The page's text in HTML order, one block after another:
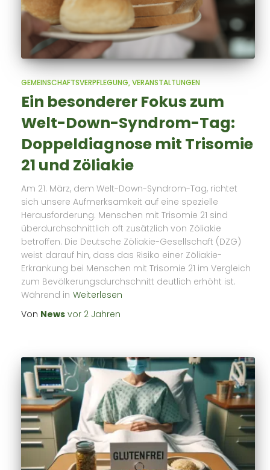
GEMEINSCHAFTSVERPFLEGUNG VERANSTALTUNGEN
Ein besonderer Fokus zum
Welt-Down-Syndrom-Tag:
Doppeldiagnose mit Trisomie
21 und Zöliakie
Am 21. März, dem Welt-Down-Syndrom-Tag, richtet
sich unsere Aufmerksamkeit auf eine spezielle
Herausforderung. Menschen mit Trisomie 21 sind
überdurchschnittlich oft zusätzlich von Zöliakie
betroffen. Die Deutsche Zöliakie-Gesellschaft (DZG)
weist darauf hin, dass das Risiko einer Zöliakie-
Erkrankung bei Menschen mit Trisomie 21 im Vergleich
zum Bevölkerungsdurchschnitt deutlich erhöht ist.
Während in Weiterlesen
Von News vor 2 Jahren